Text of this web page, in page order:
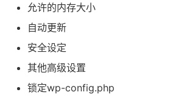
允许的内存大小
自动更新
安全设定
其他高级设置
锁定wp-config.php